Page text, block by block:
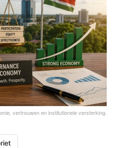
vertrouwen en institutionele versterking.